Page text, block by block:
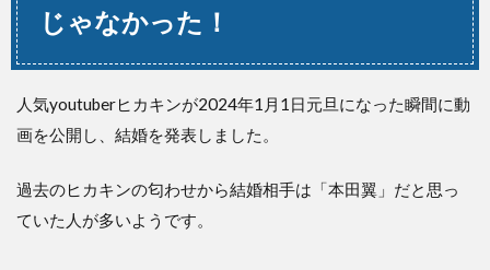
じゃなかった！
人気youtuberヒカキンが2024年1月1日元旦になった瞬間に動
画を公開し、結婚を発表しました。
過去のヒカキンの匂わせから結婚相手は「本田翼」だと思っ
ていた人が多いようです。